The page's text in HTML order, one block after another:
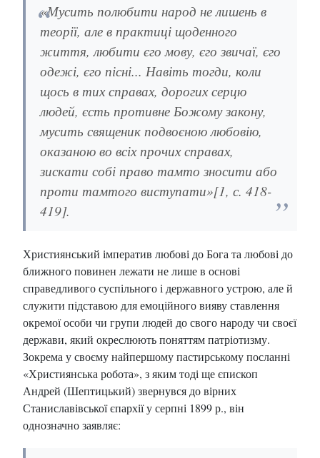
«Мусить полюбити народ не лишень в
теорії, але в практиці щоденного
життя, любити єго мову, єго звичаї, єго
одежі, єго пісні... Навіть тогди, коли
щось в тих справах, дорогих серцю
людей, єсть противне Божому закону,
мусить священик подвоєною любовію,
оказаною во всіх прочих справах,
зискати собі право тамто зносити або
проти тамтого виступати»[1, с. 418-
419].
Християнський імператив любові до Бога та любові до
ближного повинен лежати не лише в основі
справедливого суспільного і державного устрою, але й
служити підставою для емоційного вияву ставлення
окремої особи чи групи людей до свого народу чи своєї
держави, який окреслюють поняттям патріотизму.
Зокрема у своєму найпершому пастирському посланні
«Християнська робота», з яким тоді ще єпископ
Андрей (Шептицький) звернувся до вірних
Станиславівської єпархії у серпні 1899 р., він
однозначно заявляє: